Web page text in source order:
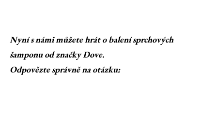
Nyní s námi můžete hrát o balení sprchových
šamponu od značky Dove.
Odpovězte správně na otázku: